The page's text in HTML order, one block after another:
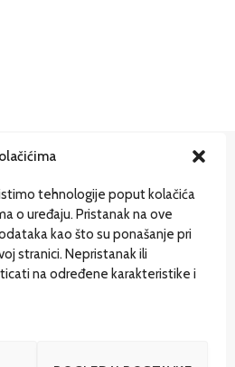
tehnologije poput kolačića
o uređaju. Pristanak na ove
kao što su ponašanje pri
stranici. Nepristanak ili
na određene karakteristike i